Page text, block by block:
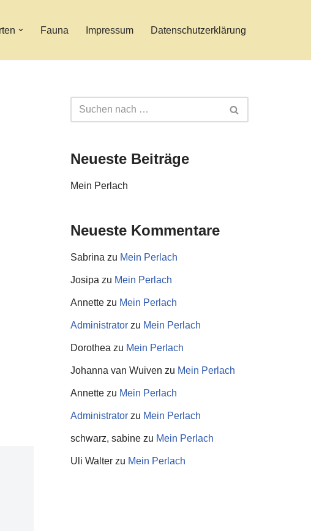
Fauna Impressum Datenschutzerklärung
Neueste Beiträge
Mein Perlach
Neueste Kommentare
Sabrina zu Mein Perlach
Josipa zu Mein Perlach
Annette zu Mein Perlach
Administrator zu Mein Perlach
Dorothea zu Mein Perlach
Johanna van Wuiven zu Mein Perlach
Annette zu Mein Perlach
Administrator zu Mein Perlach
schwarz, sabine zu Mein Perlach
Uli Walter zu Mein Perlach